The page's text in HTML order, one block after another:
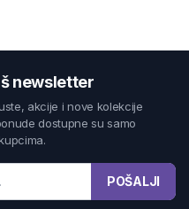
newsletter
akcije i nove kolekcije
dostupne su samo
POŠALJI